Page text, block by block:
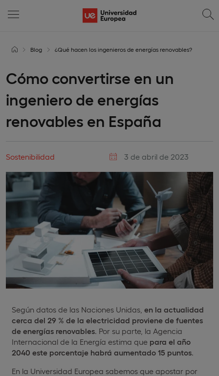
Blog ¿Qué hacen los ingenieros de energías renovables?
Cómo convertirse en un
ingeniero de energías
renovables en España
Sostenibilidad 3 de abril de 2023
Según datos de las Naciones Unidas, en la actualidad
cerca del 29 % de la electricidad proviene de fuentes
de energías renovables . Por su parte, la Agencia
Internacional de la Energía estima que para el año
2040 este porcentaje habrá aumentado 15 puntos
En la Universidad Europea sabemos que apostar por